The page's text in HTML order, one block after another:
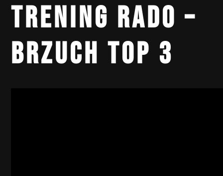
TRENING RADO –
BRZUCH TOP 3